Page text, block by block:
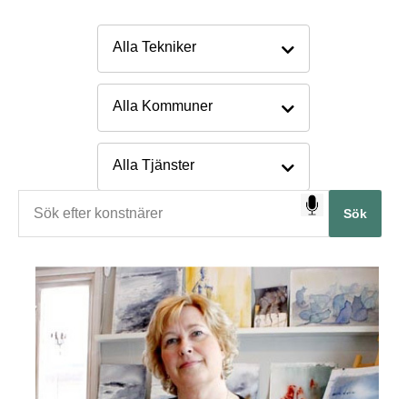
Alla Tekniker
Alla Kommuner
Alla Tjänster